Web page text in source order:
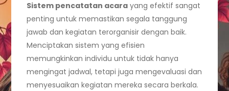
Sistem pencatatan acara yang efektif sangat
penting untuk memastikan segala tanggung
jawab dan kegiatan terorganisir dengan baik.
Menciptakan sistem yang efisien
memungkinkan individu untuk tidak hanya
mengingat jadwal, tetapi juga mengevaluasi dan
menyesuaikan kegiatan mereka secara berkala.